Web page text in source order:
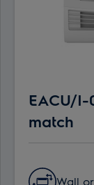
EACU/I-
match
Wall